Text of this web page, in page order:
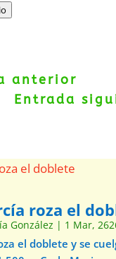
anterior
Entrada
roza el
González | 1 Mar,
el doblete y se